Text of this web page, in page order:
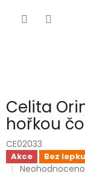
Celita
hořkou
CE02033
Akce Bez lepku
Průměrné
Neohodnoceno